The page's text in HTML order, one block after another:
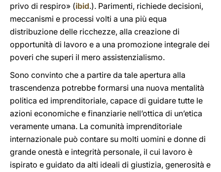
privo di respiro» (ibid.). Parimenti, richiede decisioni,
meccanismi e processi volti a una più equa
distribuzione delle ricchezze, alla creazione di
opportunità di lavoro e a una promozione integrale dei
poveri che superi il mero assistenzialismo.
Sono convinto che a partire da tale apertura alla
trascendenza potrebbe formarsi una nuova mentalità
politica ed imprenditoriale, capace di guidare tutte le
azioni economiche e finanziarie nell’ottica di un’etica
veramente umana. La comunità imprenditoriale
internazionale può contare su molti uomini e donne di
grande onestà e integrità personale, il cui lavoro è
ispirato e guidato da alti ideali di giustizia, generosità e